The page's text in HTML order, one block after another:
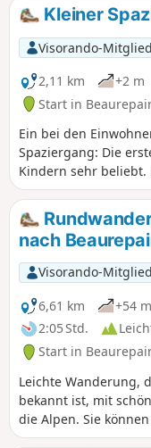
Kleiner
Visorando-Mitglied
2,11 km
+2 m
Start in
Ein bei den
Spaziergang: Die
Kindern sehr beliebt.
benötigt man
Spaziergänger
nach
Visorando-Mitglied
6,61 km
+54 m
2:05 Std.
Start in
Leichte Wanderung,
bekannt ist, mit
die Alpen. Sie
der Route angeben.